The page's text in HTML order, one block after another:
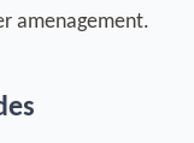
amenagement.